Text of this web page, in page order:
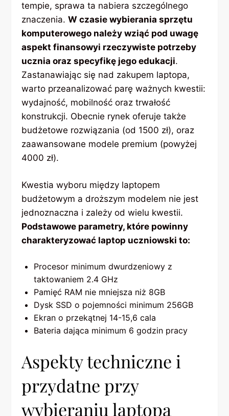
tempie, sprawa ta nabiera szczególnego
znaczenia.W czasie wybierania sprzętu
komputerowego należy wziąć pod uwagę
aspekt finansowyi rzeczywiste potrzeby
ucznia oraz specyfikę jego edukacji.
Zastanawiając się nad zakupem laptopa,
warto przeanalizować parę ważnych kwestii:
wydajność, mobilność oraz trwałość
konstrukcji. Obecnie rynek oferuje także
budżetowe rozwiązania (od 1500 zł), oraz
zaawansowane modele premium (powyżej
4000 zł).
Kwestia wyboru między laptopem
budżetowym a droższym modelem nie jest
jednoznaczna i zależy od wielu kwestii.
Podstawowe parametry, które powinny
charakteryzować laptop uczniowski to:
Procesor minimum dwurdzeniowy z
taktowaniem 2.4 GHz
Pamięć RAM nie mniejsza niż 8GB
Dysk SSD o pojemności minimum 256GB
Ekran o przekątnej 14-15,6 cala
Bateria dająca minimum 6 godzin pracy
Aspekty techniczne i
przydatne przy
wybieraniu laptopa